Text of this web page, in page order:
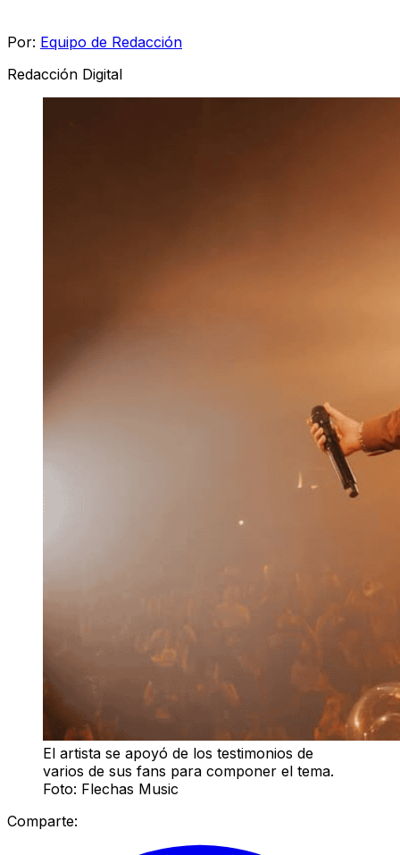
Por: Equipo de Redacción
Redacción Digital
El artista se apoyó de los testimonios de
varios de sus fans para componer el tema.
Foto: Flechas Music
Comparte: